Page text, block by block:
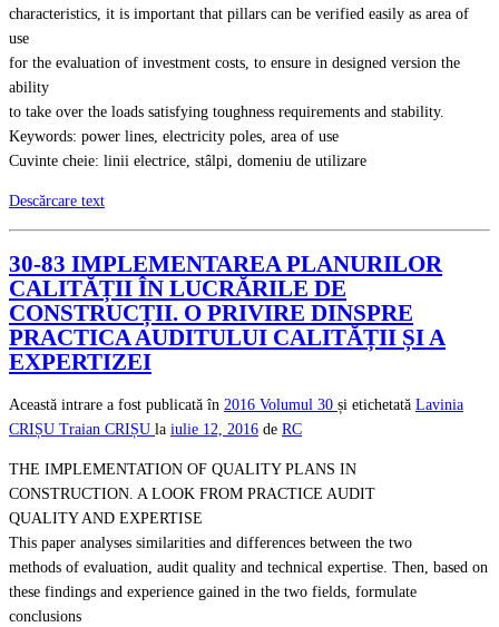
characteristics, it is important that pillars can be verified easily as area of
use
for the evaluation of investment costs, to ensure in designed version the
ability
to take over the loads satisfying toughness requirements and stability.
Keywords: power lines, electricity poles, area of use
Cuvinte cheie: linii electrice, stâlpi, domeniu de utilizare
Descărcare text
30-83 IMPLEMENTAREA PLANURILOR
CALITĂȚII ÎN LUCRĂRILE DE
CONSTRUCȚII. O PRIVIRE DINSPRE
PRACTICA AUDITULUI CALITĂȚII ȘI A
EXPERTIZEI
Această intrare a fost publicată în 2016 Volumul 30 și etichetată Lavinia
CRIȘU Traian CRIȘU la iulie 12, 2016 de RC
THE IMPLEMENTATION OF QUALITY PLANS IN
CONSTRUCTION. A LOOK FROM PRACTICE AUDIT
QUALITY AND EXPERTISE
This paper analyses similarities and differences between the two
methods of evaluation, audit quality and technical expertise. Then, based on
these findings and experience gained in the two fields, formulate
conclusions